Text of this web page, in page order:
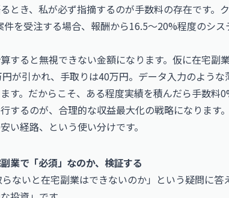
とき、私が必ず指摘するのが手数料の存在です。
件を受注する場合、報酬から16.5〜20%程度のシ
すると無視できない金額になります。仮に在宅副
が引かれ、手取りは40万円。データ入力のよう
す。だからこそ、ある程度実績を積んだら手数料
するのが、合理的な収益最大化の戦略になります
い経路、という使い分けです。
業で「必須」なのか、検証する
らないと在宅副業はできないのか」という疑問に